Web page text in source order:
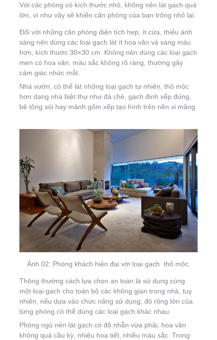
Với các phòng có kích thước nhỏ, không nên lát gạch quá
lớn, vì như vậy sẽ khiến căn phòng của bạn trông nhỏ lại.
Đối với những căn phòng diện tích hẹp, ít cửa, thiếu ánh
sáng nên dùng các loại gạch lát ít hoa văn và sáng màu
hơn, kích thước 30×30 cm. Không nên dùng các loại gạch
men có hoa văn, màu sắc không rõ ràng, thường gây
cảm giác nhức mắt.
Nhà vườn, có thể lát những loại gạch tự nhiên, thô mộc
hơn dạng nhà biệt thự như đá chẻ, gạch đinh xếp đứng,
bê tông sỏi hay mảnh gốm xếp tạo hình trên nền xi măng.
Ảnh 02: Phòng khách hiện đại với loại gạch thô mộc.
Thông thường cách lựa chọn an toàn là sử dụng cùng
một loại gạch cho toàn bộ các không gian trong nhà, tuy
nhiên, nếu dựa vào chức năng sử dụng, độ rộng lớn của
từng phòng có thể dùng các loại gạch khác nhau
Phòng ngủ nên lát gạch có độ nhẵn vừa phải, hoa văn
không quá cầu kỳ, nhiệu hoạ tiết, nhiều màu sắc. Trong